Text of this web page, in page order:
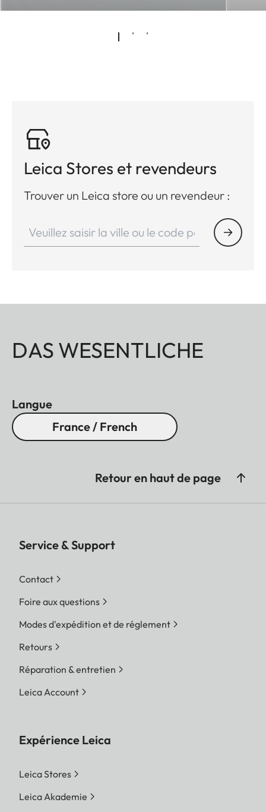
Leica Stores et revendeurs
Trouver un Leica store ou un revendeur :
DAS WESENTLICHE
Langue
France / French
Retour en haut de page
Service & Support
Contact
Foire aux questions
Modes d'expédition et de réglement
Retours
Réparation & entretien
Leica Account
Expérience Leica
Leica Stores
Leica Akademie